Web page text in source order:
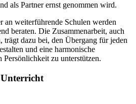
als Partner ernst genommen wird.
an weiterführende Schulen werden
beraten. Die Zusammenarbeit, auch
trägt dazu bei, den Übergang für jeden
und eine harmonische
zu unterstützen.